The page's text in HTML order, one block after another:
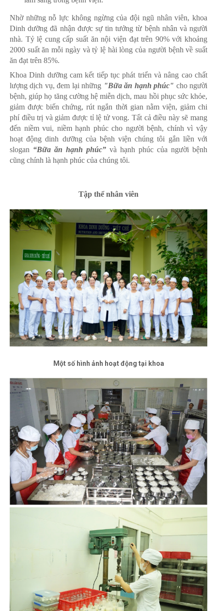
Nhờ những nỗ lực không ngừng của đội ngũ nhân viên, khoa
Dinh dưỡng đã nhận được sự tin tưởng từ bệnh nhân và người
nhà. Tỷ lệ cung cấp suất ăn nội viện đạt trên 90% với khoảng
2000 suất ăn mỗi ngày và tỷ lệ hài lòng của người bệnh về suất
ăn đạt trên 85%.
Khoa Dinh dưỡng cam kết tiếp tục phát triển và nâng cao chất
lượng dịch vụ, đem lại những "Bữa ăn hạnh phúc" cho người
bệnh, giúp họ tăng cường hệ miễn dịch, mau hồi phục sức khỏe,
giảm được biến chứng, rút ngắn thời gian nằm viện, giảm chi
phí điều trị và giảm được tỉ lệ tử vong. Tất cả điều này sẽ mang
đến niềm vui, niềm hạnh phúc cho người bệnh, chính vì vậy
hoạt động dinh dưỡng của bệnh viện chúng tôi gắn liền với
slogan “Bữa ăn hạnh phúc” và hạnh phúc của người bệnh
cũng chính là hạnh phúc của chúng tôi.
Tập thể nhân viên
Một số hình ảnh hoạt động tại khoa